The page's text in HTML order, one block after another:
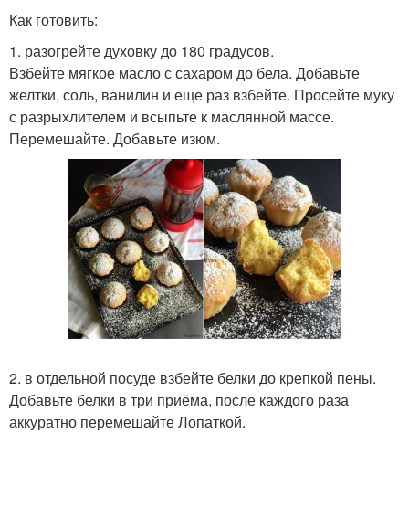
Как готовить:
1. разогрейте духовку до 180 градусов.
Взбейте мягкое масло с сахаром до бела. Добавьте
желтки, соль, ванилин и еще раз взбейте. Просейте муку
с разрыхлителем и всыпьте к маслянной массе.
Перемешайте. Добавьте изюм.
2. в отдельной посуде взбейте белки до крепкой пены.
Добавьте белки в три приёма, после каждого раза
аккуратно перемешайте Лопаткой.